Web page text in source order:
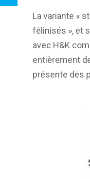
La variante «
félinisés », et
avec H&K
entièrement
présente des